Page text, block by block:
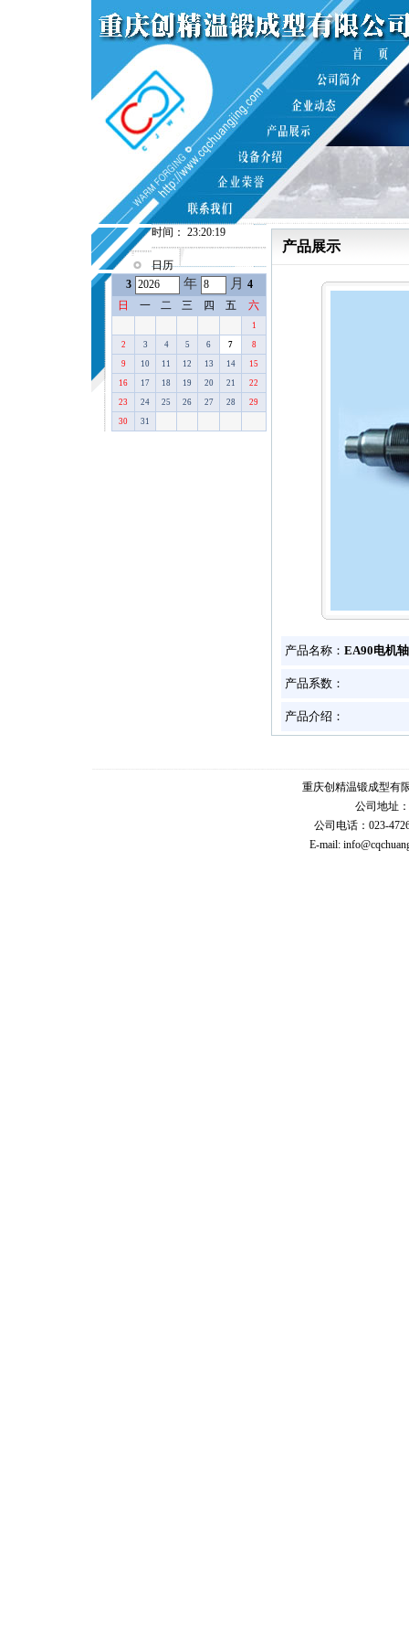
时间： 23:20:19
日历
3
年 月 4
日
一 二 三 四 五 六
1
2 3 4 5 6 7 8
9 10 11 12 13 14 15
16 17 18 19 20 21 22
23 24 25 26 27 28 29
30 31
产品展示
产品名称： EA90电机轴
产品系数：
产品介绍：
重庆创精温锻成型有
公司地址
公司电话：023-
E-mail: